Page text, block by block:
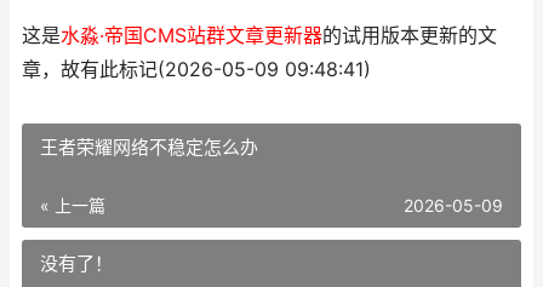
这是水淼·帝国CMS站群文章更新器的试用版本更新的文
章，故有此标记(2026-05-09 09:48:41)
王者荣耀网络不稳定怎么办
« 上一篇 2026-05-09
没有了！